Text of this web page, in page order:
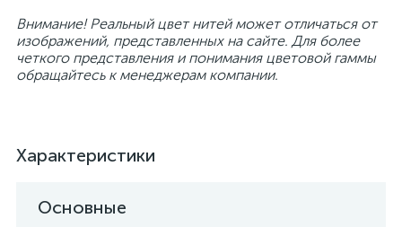
Внимание! Реальный цвет нитей может отличаться от
изображений, представленных на сайте. Для более
четкого представления и понимания цветовой гаммы
обращайтесь к менеджерам компании.
Характеристики
Основные